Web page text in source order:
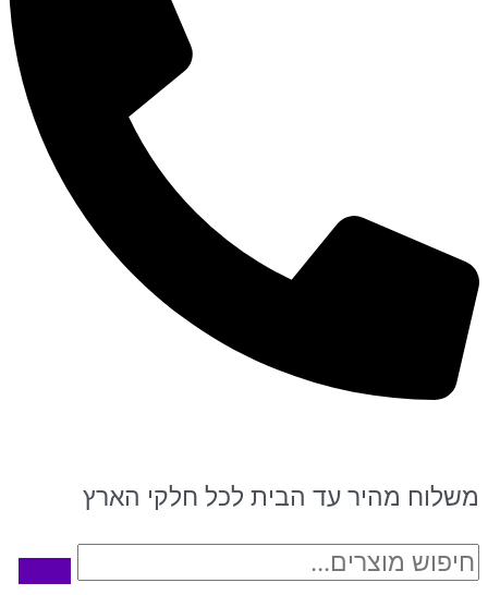
משלוח מהיר עד הבית לכל חלקי הארץ